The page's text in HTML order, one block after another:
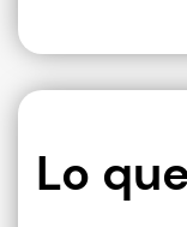
Lo